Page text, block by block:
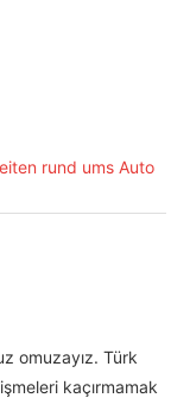
omuzayız. Türk
kaçırmamak